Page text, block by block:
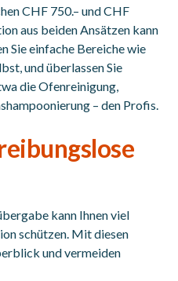
CHF 750.– und CHF
aus beiden Ansätzen kann
Sie einfache Bereiche wie
und überlassen Sie
die Ofenreinigung,
– den Profis.
kann Ihnen viel
schützen. Mit diesen
und vermeiden